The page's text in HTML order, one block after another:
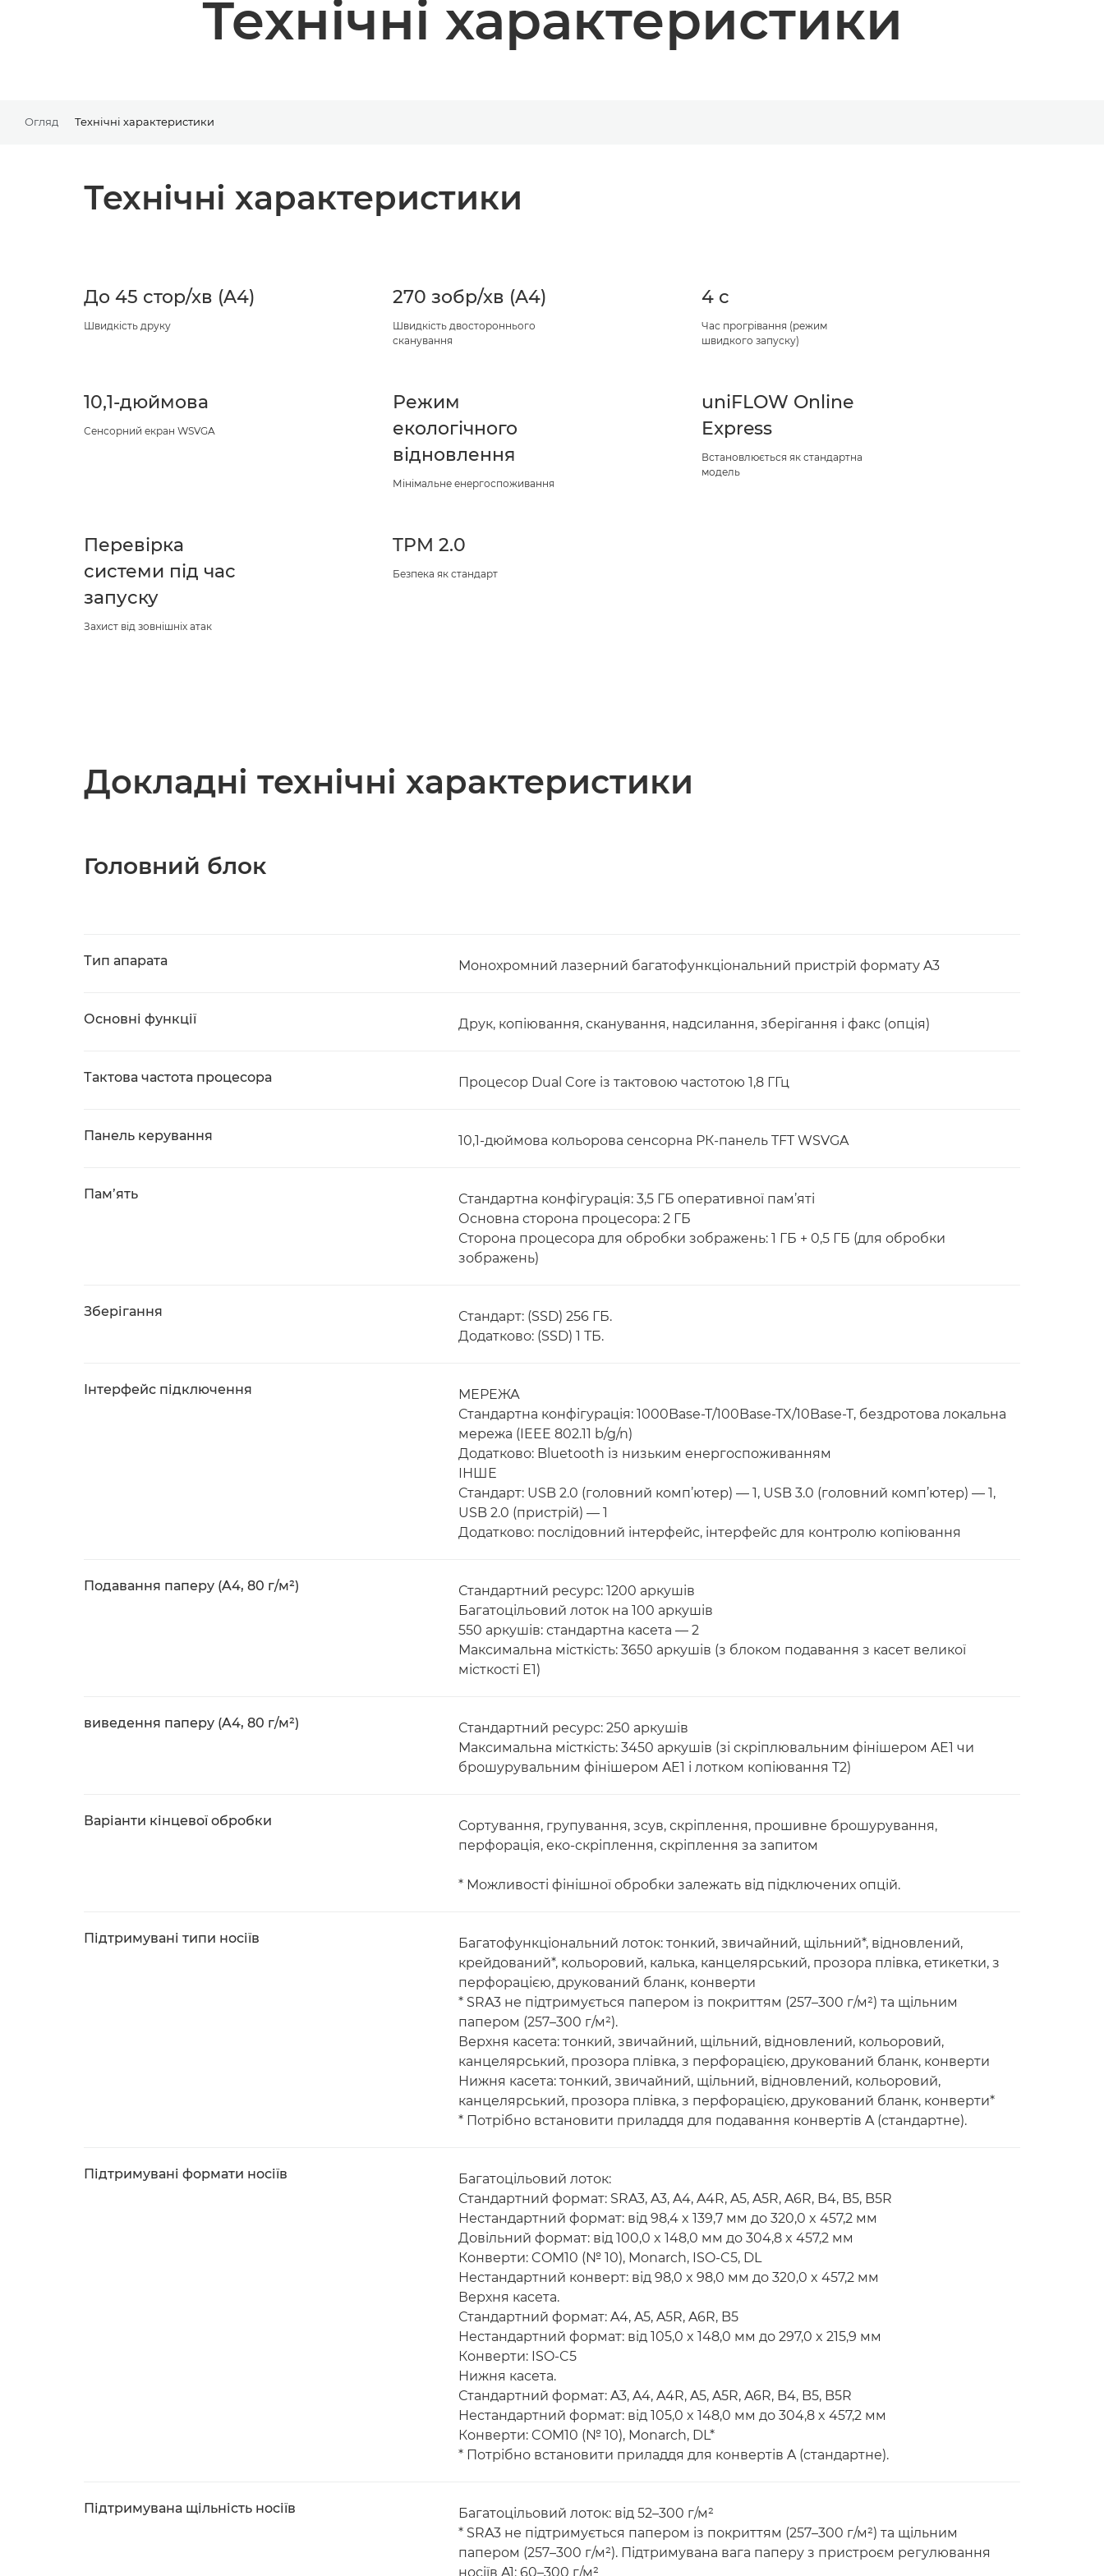
Технічні характеристики
Огляд Технічні характеристики
Технічні характеристики
До 45 стор/хв (A4)
Швидкість друку
270 зобр/хв (A4)
Швидкість двостороннього
сканування
4 с
Час прогрівання (режим
швидкого запуску)
10,1-дюймова
Сенсорний екран WSVGA
Режим
екологічного
відновлення
Мінімальне енергоспоживання
uniFLOW Online
Express
Встановлюється як стандартна
модель
Перевірка
системи під час
запуску
Захист від зовнішніх атак
TPM 2.0
Безпека як стандарт
Докладні технічні характеристики
Головний блок
Тип апарата Монохромний лазерний багатофункціональний пристрій формату A3
Основні функції Друк, копіювання, сканування, надсилання, зберігання і факс (опція)
Тактова частота процесора Процесор Dual Core із тактовою частотою 1,8 ГГц
Панель керування 10,1-дюймова кольорова сенсорна РК-панель TFT WSVGA
Пам’ять
Стандартна конфігурація: 3,5 ГБ оперативної пам’яті
Основна сторона процесора: 2 ГБ
Сторона процесора для обробки зображень: 1 ГБ + 0,5 ГБ (для обробки
зображень)
Зберігання
Стандарт: (SSD) 256 ГБ.
Додатково: (SSD) 1 ТБ.
Інтерфейс підключення
МЕРЕЖА
Стандартна конфігурація: 1000Base-T/100Base-TX/10Base-T, бездротова локальна
мережа (IEEE 802.11 b/g/n)
Додатково: Bluetooth із низьким енергоспоживанням
ІНШЕ
Стандарт: USB 2.0 (головний комп’ютер) — 1, USB 3.0 (головний комп’ютер) — 1,
USB 2.0 (пристрій) — 1
Додатково: послідовний інтерфейс, інтерфейс для контролю копіювання
Подавання паперу (A4, 80 г/м²)
Стандартний ресурс: 1200 аркушів
Багатоцільовий лоток на 100 аркушів
550 аркушів: стандартна касета — 2
Максимальна місткість: 3650 аркушів (з блоком подавання з касет великої
місткості E1)
виведення паперу (A4, 80 г/м²)
Стандартний ресурс: 250 аркушів
Максимальна місткість: 3450 аркушів (зі скріплювальним фінішером AE1 чи
брошурувальним фінішером AE1 і лотком копіювання T2)
Варіанти кінцевої обробки
Сортування, групування, зсув, скріплення, прошивне брошурування,
перфорація, еко-скріплення, скріплення за запитом
* Можливості фінішної обробки залежать від підключених опцій.
Підтримувані типи носіїв
Багатофункціональний лоток: тонкий, звичайний, щільний*, відновлений,
крейдований*, кольоровий, калька, канцелярський, прозора плівка, етикетки, з
перфорацією, друкований бланк, конверти
* SRA3 не підтримується папером із покриттям (257–300 г/м²) та щільним
папером (257–300 г/м²).
Верхня касета: тонкий, звичайний, щільний, відновлений, кольоровий,
канцелярський, прозора плівка, з перфорацією, друкований бланк, конверти
Нижня касета: тонкий, звичайний, щільний, відновлений, кольоровий,
канцелярський, прозора плівка, з перфорацією, друкований бланк, конверти*
* Потрібно встановити приладдя для подавання конвертів A (стандартне).
Підтримувані формати носіїв
Багатоцільовий лоток:
Стандартний формат: SRA3, A3, A4, A4R, A5, A5R, A6R, B4, B5, B5R
Нестандартний формат: від 98,4 x 139,7 мм до 320,0 x 457,2 мм
Довільний формат: від 100,0 x 148,0 мм до 304,8 x 457,2 мм
Конверти: COM10 (№ 10), Monarch, ISO-C5, DL
Нестандартний конверт: від 98,0 x 98,0 мм до 320,0 x 457,2 мм
Верхня касета.
Стандартний формат: A4, A5, A5R, A6R, B5
Нестандартний формат: від 105,0 x 148,0 мм до 297,0 x 215,9 мм
Конверти: ISO-C5
Нижня касета.
Стандартний формат: A3, A4, A4R, A5, A5R, A6R, B4, B5, B5R
Нестандартний формат: від 105,0 x 148,0 мм до 304,8 x 457,2 мм
Конверти: COM10 (№ 10), Monarch, DL*
* Потрібно встановити приладдя для конвертів A (стандартне).
Підтримувана щільність носіїв
Багатоцільовий лоток: від 52–300 г/м²
* SRA3 не підтримується папером із покриттям (257–300 г/м²) та щільним
папером (257–300 г/м²). Підтримувана вага паперу з пристроєм регулювання
носіїв A1: 60–300 г/м²